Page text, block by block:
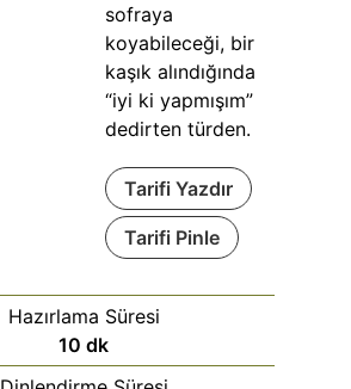
sofraya
koyabileceği, bir
kaşık alındığında
“iyi ki yapmışım”
dedirten türden.
Tarifi Yazdır
Tarifi Pinle
Hazırlama Süresi
10 dk